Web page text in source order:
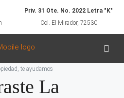
Priv. 31 Ote. No. 2022 Letra "K"
Col. El Mirador, 72530
te ayudamos
La